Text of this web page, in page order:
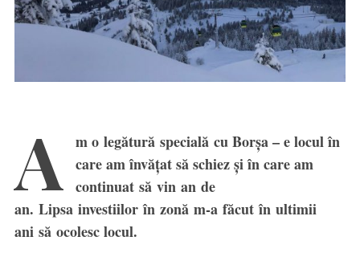
A
m o legătură specială cu Borșa – e locul în
care am învățat să schiez și în care am
continuat să vin an de
an. Lipsa investiilor în zonă m-a făcut în ultimii
ani să ocolesc locul.